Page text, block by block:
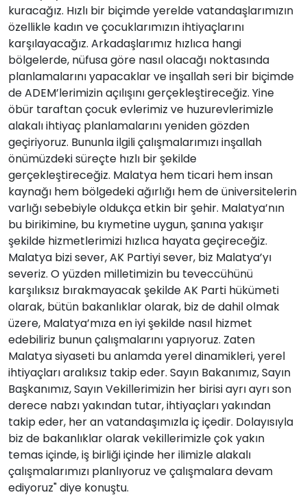
kuracağız. Hızlı bir biçimde yerelde vatandaşlarımızın
özellikle kadın ve çocuklarımızın ihtiyaçlarını
karşılayacağız. Arkadaşlarımız hızlıca hangi
bölgelerde, nüfusa göre nasıl olacağı noktasında
planlamalarını yapacaklar ve inşallah seri bir biçimde
de ADEM’lerimizin açılışını gerçekleştireceğiz. Yine
öbür taraftan çocuk evlerimiz ve huzurevlerimizle
alakalı ihtiyaç planlamalarını yeniden gözden
geçiriyoruz. Bununla ilgili çalışmalarımızı inşallah
önümüzdeki süreçte hızlı bir şekilde
gerçekleştireceğiz. Malatya hem ticari hem insan
kaynağı hem bölgedeki ağırlığı hem de üniversitelerin
varlığı sebebiyle oldukça etkin bir şehir. Malatya’nın
bu birikimine, bu kıymetine uygun, şanına yakışır
şekilde hizmetlerimizi hızlıca hayata geçireceğiz.
Malatya bizi sever, AK Partiyi sever, biz Malatya’yı
severiz. O yüzden milletimizin bu teveccühünü
karşılıksız bırakmayacak şekilde AK Parti hükümeti
olarak, bütün bakanlıklar olarak, biz de dahil olmak
üzere, Malatya’mıza en iyi şekilde nasıl hizmet
edebiliriz bunun çalışmalarını yapıyoruz. Zaten
Malatya siyaseti bu anlamda yerel dinamikleri, yerel
ihtiyaçları aralıksız takip eder. Sayın Bakanımız, Sayın
Başkanımız, Sayın Vekillerimizin her birisi ayrı ayrı son
derece nabzı yakından tutar, ihtiyaçları yakından
takip eder, her an vatandaşımızla iç içedir. Dolayısıyla
biz de bakanlıklar olarak vekillerimizle çok yakın
temas içinde, iş birliği içinde her ilimizle alakalı
çalışmalarımızı planlıyoruz ve çalışmalara devam
ediyoruz" diye konuştu.